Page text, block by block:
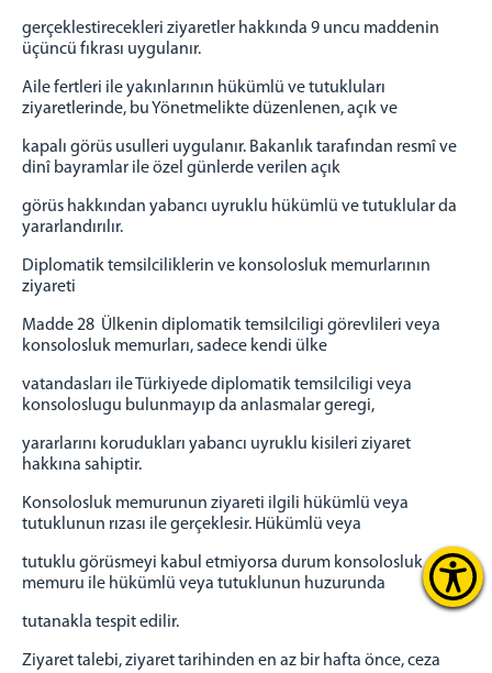
gerçeklestirecekleri ziyaretler hakkında 9 uncu maddenin
üçüncü fıkrası uygulanır.
Aile fertleri ile yakınlarının hükümlü ve tutukluları
ziyaretlerinde, bu Yönetmelikte düzenlenen, açık ve
kapalı görüs usulleri uygulanır. Bakanlık tarafından resmî ve
dinî bayramlar ile özel günlerde verilen açık
görüs hakkından yabancı uyruklu hükümlü ve tutuklular da
yararlandırılır.
Diplomatik temsilciliklerin ve konsolosluk memurlarının
ziyareti
Madde 28 Ülkenin diplomatik temsilciligi görevlileri veya
konsolosluk memurları, sadece kendi ülke
vatandasları ile Türkiyede diplomatik temsilciligi veya
konsoloslugu bulunmayıp da anlasmalar geregi,
yararlarını korudukları yabancı uyruklu kisileri ziyaret
hakkına sahiptir.
Konsolosluk memurunun ziyareti ilgili hükümlü veya
tutuklunun rızası ile gerçeklesir. Hükümlü veya
tutuklu görüsmeyi kabul etmiyorsa durum konsolosluk
memuru ile hükümlü veya tutuklunun huzurunda
tutanakla tespit edilir.
Ziyaret talebi, ziyaret tarihinden en az bir hafta önce, ceza